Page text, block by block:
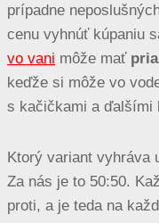
prípadne
cenu vyhnúť kúpaniu
vo vani môže mať
keďže si môže vo
s kačičkami a ďalšími
Ktorý variant vyhráva
Za nás je to 50:50.
proti, a je teda na